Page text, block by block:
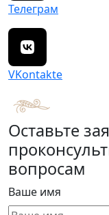
Телеграм
VKontakte
Оставьте
вопросам
Ваше имя